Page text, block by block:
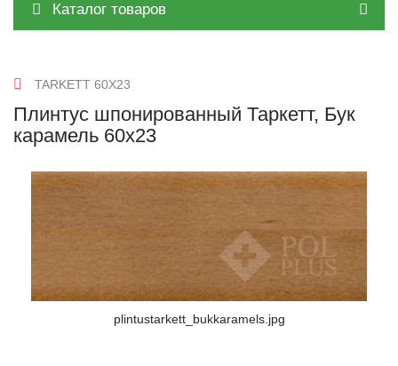
Каталог товаров
TARKETT 60X23
Плинтус шпонированный Таркетт, Бук
карамель 60x23
plintustarkett_bukkaramels.jpg